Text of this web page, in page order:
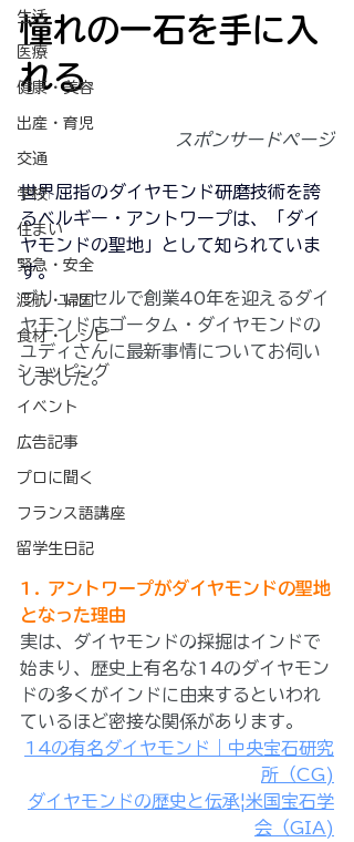
生活
医療
健康・美容
出産・育児
交通
学校
住まい
緊急・安全
渡航・帰国
食材・レシピ
ショッピング
イベント
広告記事
プロに聞く
フランス語講座
留学生日記
憧れの一石を手に入
れる
スポンサードページ
世界屈指のダイヤモンド研磨技術を誇
るベルギー・アントワープは、「ダイ
ヤモンドの聖地」として知られていま
す。
ブリュッセルで創業40年を迎えるダイ
ヤモンド店ゴータム・ダイヤモンドの
ユディさんに最新事情についてお伺い
しました。
1. アントワープがダイヤモンドの聖地
となった理由
実は、ダイヤモンドの採掘はインドで
始まり、歴史上有名な14のダイヤモン
ドの多くがインドに由来するといわれ
ているほど密接な関係があります。
14の有名ダイヤモンド｜中央宝石研究
所（CG)
ダイヤモンドの歴史と伝承|米国宝石学
会（GIA)